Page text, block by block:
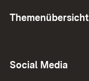
Themenübersicht
Social Media